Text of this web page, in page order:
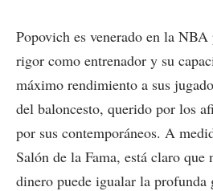
Popovich es venerado en la
rigor como entrenador y su
máximo rendimiento a sus
del baloncesto, querido por los
por sus contemporáneos. A
Salón de la Fama, está claro que
dinero puede igualar la profunda